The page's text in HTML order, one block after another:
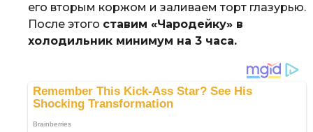
его вторым коржом и заливаем торт глазурью.
После этого ставим «Чародейку» в
холодильник минимум на 3 часа.